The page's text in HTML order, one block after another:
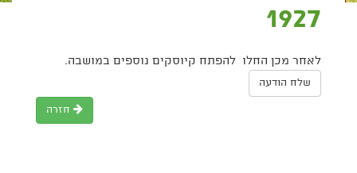
1927
לאחר מכן החלו להפתח קיוסקים נוספים במושבה.
שלח הודעה
חזרה